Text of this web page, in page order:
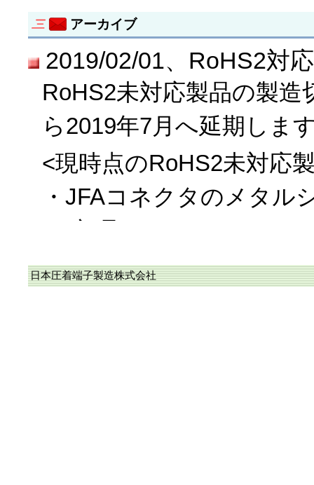
アーカイブ
2019/02/01、RoHS2対
RoHS2未対応製品の製
ら2019年7月へ延期しま
<現時点のRoHS2未対応
・JFAコネクタのメタル
・WPKコネクタを構成
日本圧着端子製造株式会社